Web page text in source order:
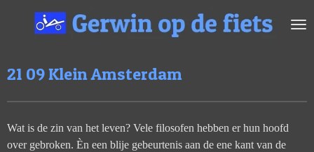
direct
hoofdinhoud
21 09 Klein Amsterdam
Wat is de zin van het leven? Vele filosofen hebben er hun hoofd
over gebroken. Èn een blije gebeurtenis aan de ene kant van de